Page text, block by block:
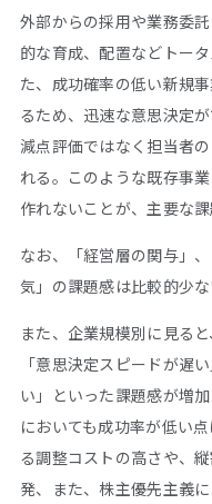
外部からの採用や業務委
的な育成、配置などトー
た、成功確率の低い新規
るため、迅速な意思決定
減点評価ではなく担当者
れる。このような既存事
作れないことが、主要な
なお、「経営層の関与」
気」の課題感は比較的少な
また、企業規模別に見る
「意思決定スピードが遅
い」といった課題感が増
においても成功率が低い
る調整コストの高さや、
発、また、株主優先主義